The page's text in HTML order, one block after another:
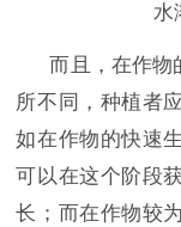
水
而且，在作物
所不同，种植者
如在作物的快速
可以在这个阶段
长；而在作物较